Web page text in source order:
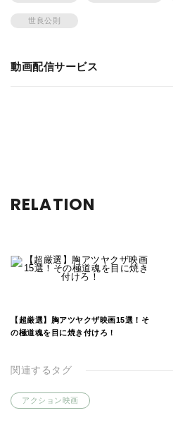
世良公則
動画配信サービス
RELATION
【超厳選】胸アツヤクザ映画15選！そ
の極道魂を目に焼き付けろ！
関連するタグ
アクション映画